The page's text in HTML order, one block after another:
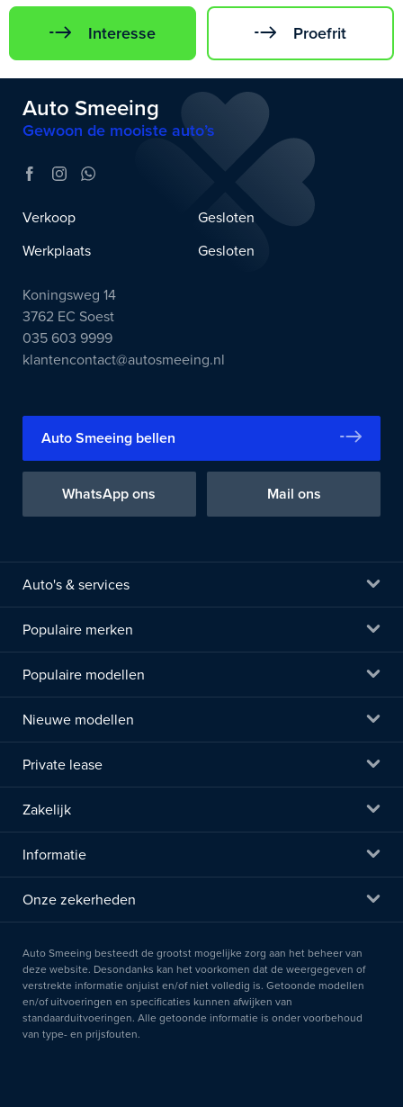
Interesse Proefrit
Auto Smeeing
Gewoon de mooiste auto’s
Verkoop
Gesloten
Werkplaats
Gesloten
Koningsweg 14
3762 EC Soest
035 603 9999
klantencontact@autosmeeing.nl
Auto Smeeing bellen
WhatsApp ons Mail ons
Auto's & services
Populaire merken
Populaire modellen
Nieuwe modellen
Private lease
Zakelijk
Informatie
Onze zekerheden
Auto Smeeing besteedt de grootst mogelijke zorg aan het beheer van
deze website. Desondanks kan het voorkomen dat de weergegeven of
verstrekte informatie onjuist en/of niet volledig is. Getoonde modellen
en/of uitvoeringen en specificaties kunnen afwijken van
standaarduitvoeringen. Alle getoonde informatie is onder voorbehoud
van type- en prijsfouten.